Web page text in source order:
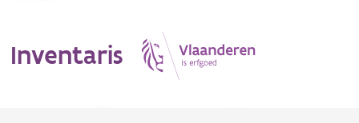
Inventaris